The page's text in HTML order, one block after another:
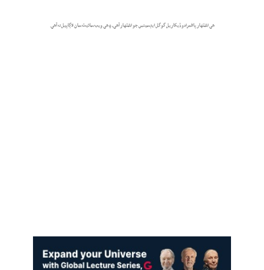
هي اشتهار پاڻمرادو ڏيکاريل گوگل ايڊسينس جو اشتهار آهي، ۽ هي ويب سائيٽ سان لاڳاپيل نه آهي.